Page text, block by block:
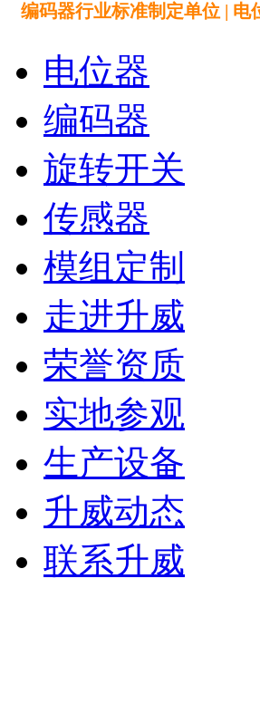
编码器行业标准制定单位 | 电
电位器
编码器
旋转开关
传感器
模组定制
走进升威
荣誉资质
实地参观
生产设备
升威动态
联系升威